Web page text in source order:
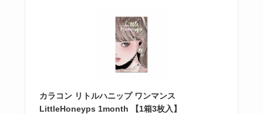
カラコン リトルハニップ ワンマンス
LittleHoneyps 1month 【1箱3枚入】